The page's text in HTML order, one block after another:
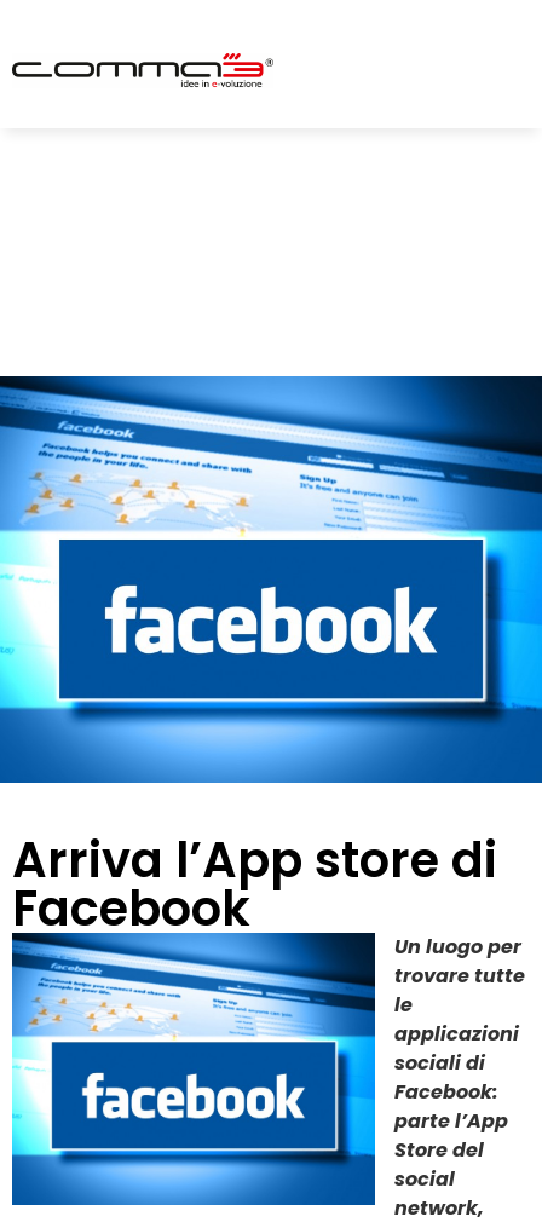
Arriva l’App store di
Facebook
Un luogo per
trovare tutte
le
applicazioni
sociali di
Facebook:
parte l’App
Store del
social
network,